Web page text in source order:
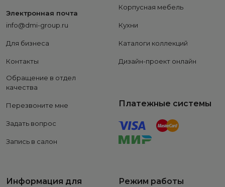
Электронная почта
info@dmi-group.ru
Для бизнеса
Контакты
Обращение в отдел
качества
Перезвоните мне
Задать вопрос
Запись в салон
Корпусная мебель
Кухни
Каталоги коллекций
Дизайн-проект онлайн
Платежные системы
Информация для
Режим работы